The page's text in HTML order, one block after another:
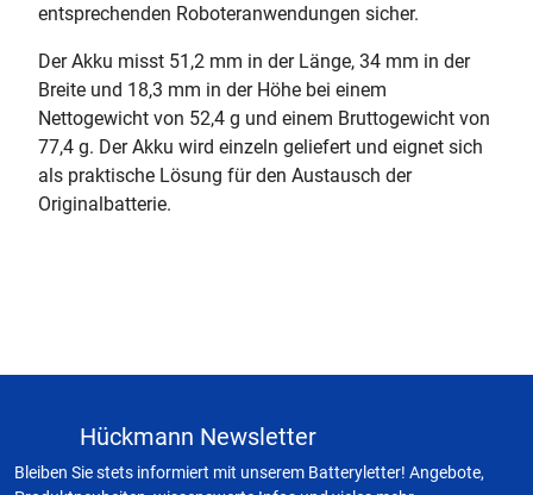
entsprechenden Roboteranwendungen sicher.
Der Akku misst 51,2 mm in der Länge, 34 mm in der
Breite und 18,3 mm in der Höhe bei einem
Nettogewicht von 52,4 g und einem Bruttogewicht von
77,4 g. Der Akku wird einzeln geliefert und eignet sich
als praktische Lösung für den Austausch der
Originalbatterie.
Hückmann Newsletter
Bleiben Sie stets informiert mit unserem Batteryletter! Angebote,